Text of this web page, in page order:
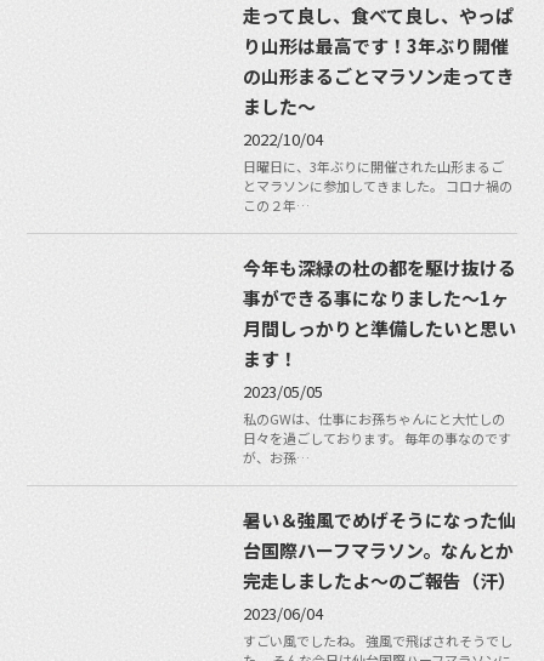
走って良し、食べて良し、やっぱ
り山形は最高です！3年ぶり開催
の山形まるごとマラソン走ってき
ました〜
2022/10/04
日曜日に、3年ぶりに開催された山形まるご
とマラソンに参加してきました。 コロナ禍の
この２年…
今年も深緑の杜の都を駆け抜ける
事ができる事になりました〜1ヶ
月間しっかりと準備したいと思い
ます！
2023/05/05
私のGWは、仕事にお孫ちゃんにと大忙しの
日々を過ごしております。 毎年の事なのです
が、お孫…
暑い＆強風でめげそうになった仙
台国際ハーフマラソン。なんとか
完走しましたよ〜のご報告（汗）
2023/06/04
すごい風でしたね。 強風で飛ばされそうでし